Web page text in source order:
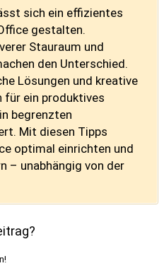
sich ein effizientes
gestalten.
Stauraum und
den Unterschied.
Lösungen und kreative
für ein produktives
begrenzten
Mit diesen Tipps
optimal einrichten und
– unabhängig von der